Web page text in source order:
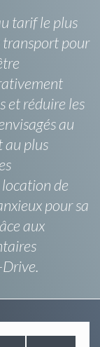
tarif le plus
transport pour
et réduire les
au
au plus
de
pour sa
aux